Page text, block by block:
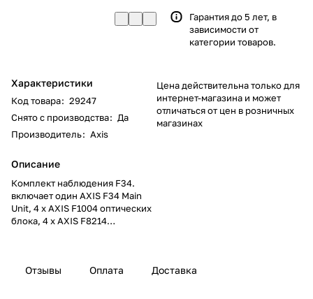
Характеристики
Код товара: 29247
Снято с производства: Да
Производитель: Axis
Описание
Комплект наблюдения F34.
включает один AXIS F34 Main
Unit, 4 x AXIS F1004 оптических
блока, 4 x AXIS F8214
кабелей 15 m (49 ft) для
Гарантия до 5 лет, в
зависимости от
категории товаров.
Цена действительна только для
интернет-магазина и может
отличаться от цен в розничных
магазинах
Отзывы Оплата Доставка